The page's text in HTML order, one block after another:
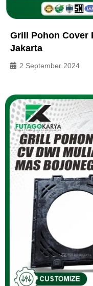
Grill Pohon Cover
Jakarta
2 September 2024